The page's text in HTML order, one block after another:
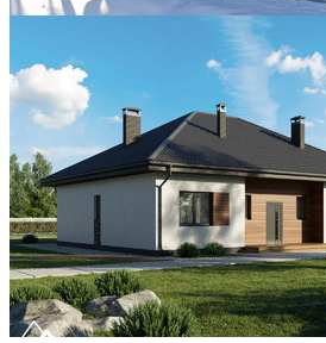
Двухэтажный дом 366м² в КП
28.07.2026